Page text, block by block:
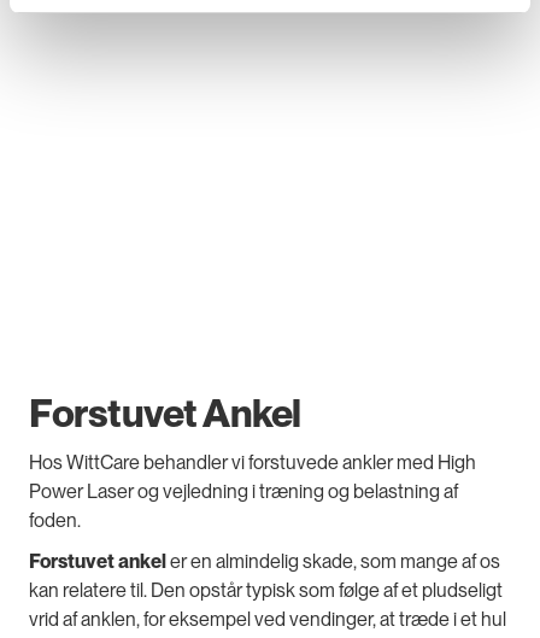
Forstuvet Ankel
Hos WittCare behandler vi forstuvede ankler med High
Power Laser og vejledning i træning og belastning af
foden.
Forstuvet ankel er en almindelig skade, som mange af os
kan relatere til. Den opstår typisk som følge af et pludseligt
vrid af anklen, for eksempel ved vendinger, at træde i et hul